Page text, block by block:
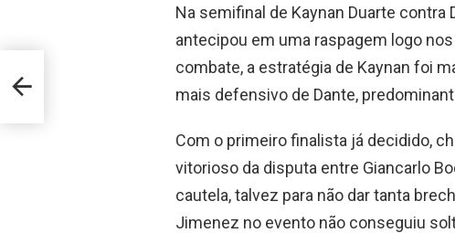
Na semifinal de Kaynan Duarte contra
antecipou em uma raspagem logo
combate, a estratégia de Kaynan foi
mais defensivo de Dante,
Com o primeiro finalista já decidido,
vitorioso da disputa entre Giancarlo
cautela, talvez para não dar tanta
Jimenez no evento não conseguiu